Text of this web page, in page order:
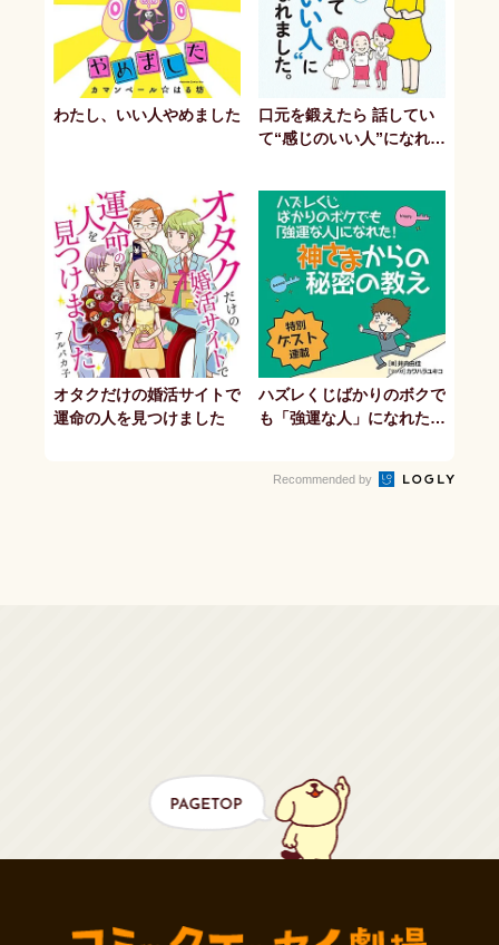
わたし、いい人やめました
口元を鍛えたら 話してい
て“感じのいい人”になれま
オタクだけの婚活サイトで
運命の人を見つけました
ハズレくじばかりのボクで
も「強運な人」になれた!
Recommended by